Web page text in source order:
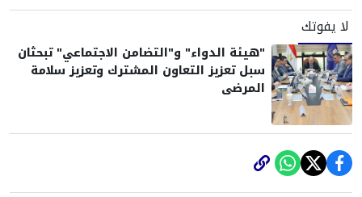
لا يفوتك
"هيئة الدواء" و"التضامن الاجتماعي" تبحثان
سبل تعزيز التعاون المشترك وتعزيز سلامة
المرضى